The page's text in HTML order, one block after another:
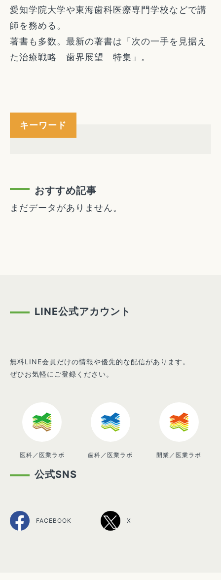
愛知学院大学や東海歯科医療専門学校などで講
師を務める。
著書も多数。最新の著書は「次の一手を見据え
た治療戦略 歯界展望 特集」。
キーワード
おすすめ記事
まだデータがありません。
LINE公式アカウント
無料LINE会員だけの情報や優先的な配信があります。
ぜひお気軽にご登録ください。
医科／医業ラボ 歯科／医業ラボ 開業／医業ラボ
公式SNS
FACEBOOK X